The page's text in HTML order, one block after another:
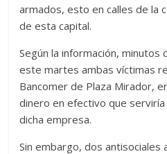
armados, esto en calles de la
de esta capital.
Según la información,
este martes ambas víctimas
Bancomer de Plaza Mirador,
dinero en efectivo que
dicha empresa.
Sin embargo, dos